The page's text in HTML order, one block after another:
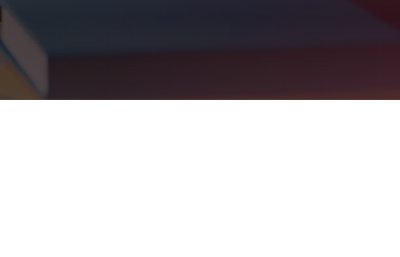
Parent dashboard included. Certificates issued on completion.